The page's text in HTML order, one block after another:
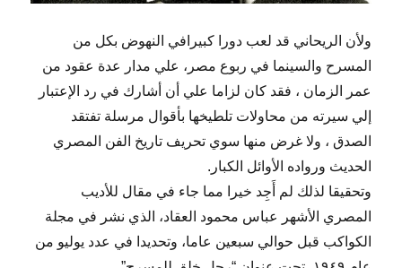
ولأن الريحاني قد لعب دورا كبيرافي النهوض بكل من
المسرح والسينما في ربوع مصر، علي مدار عدة عقود من
عمر الزمان ، فقد كان لزاما علي أن أشارك في رد الإعتبار
إلي سيرته من محاولات تلطيخها بأقوال مرسلة تفتقد
الصدق ، ولا غرض منها سوي تحريف تاريخ الفن المصري
الحديث ورواده الأوائل الكبار.
وتحقيقا لذلك لم أَجِد خيرا مما جاء في مقال للأديب
المصري الأشهر عباس محمود العقاد، الذي نشر في مجلة
الكواكب قبل حوالي سبعين عاما، وتحديدا في عدد يوليو من